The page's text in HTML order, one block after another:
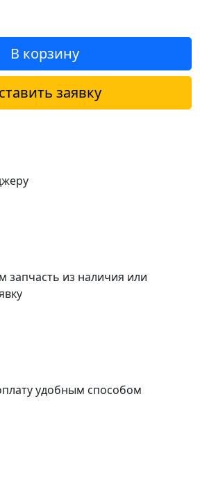
В корзину
заявку
запчасть из наличия или
удобным способом